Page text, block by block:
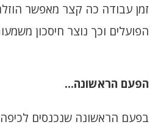
הפעם הראשונה...
בפעם הראשונה שנכנסים לכיפה
זמן עבודה כה קצר מאפשר
הפועלים וכך נוצר חיסכון